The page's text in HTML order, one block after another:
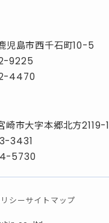
島市西千石町10-5
9225
4470
市大字本郷北方2119-1
3431
5730
シーサイトマップ